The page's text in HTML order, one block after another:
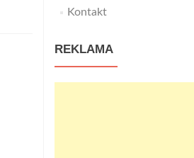
Kontakt
REKLAMA